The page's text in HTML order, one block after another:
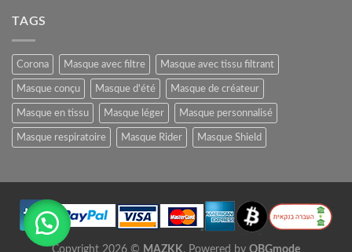
TAGS
Corona Masque avec filtre Masque avec tissu filtrant
Masque conçu Masque d'été Masque de créateur
Masque en tissu Masque léger Masque personnalisé
Masque respiratoire Masque Rider Masque Shield
Copyright 2026 © MAZKK. Powered by OBGmode